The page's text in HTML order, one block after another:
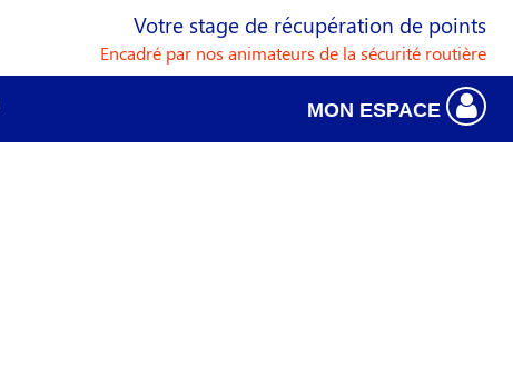
Votre stage de récupération de points
Encadré par nos animateurs de la sécurité routière
MON ESPACE